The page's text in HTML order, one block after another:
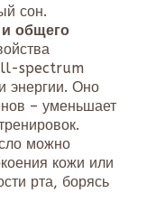
сон.
общего
spectrum
энергии. Оно
– уменьшает
можно
кожи или
рта, борясь